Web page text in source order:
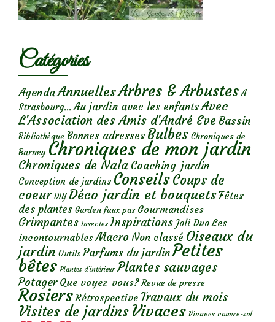
Catégories
AgendaAnnuellesArbres & Arbustes A
Strasbourg... Au jardin avec les enfantsAvec
L'Association des Amis d'André Eve Bassin
Bibliothèque Bonnes adresses Bulbes Chroniques de
Barney Chroniques de mon jardin
Chroniques de Nala Coaching-jardin
Conception de jardins ConseilsCoups de
coeur DIY Déco jardin et bouquetsFêtes
des plantes Garden faux pas Gourmandises
Grimpantes Insectes Inspirations Joli Duo Les
incontournables Macro Non classé Oiseaux du
jardin Outils Parfums du jardinPetites
bêtes Plantes d’intérieur Plantes sauvages
Potager Que voyez-vous? Revue de presse
Rosiers Rétrospective Travaux du mois
Visites de jardins Vivaces Vivaces couvre-sol